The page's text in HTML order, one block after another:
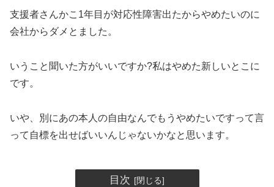
支援者さんかこ1年目が対応性障害出たからやめたいのに
会社からダメとました。
いうこと聞いた方がいいですか?私はやめた新しいとこに
です。
いや、別にあの本人の自由なんでもうやめたいですって言
って自標を出せばいいんじゃないかなと思います。
目次